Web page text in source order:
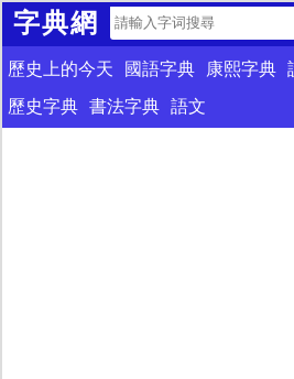
字典網
歷史上的今天 國語字典 康熙字典
歷史字典 書法字典 語文